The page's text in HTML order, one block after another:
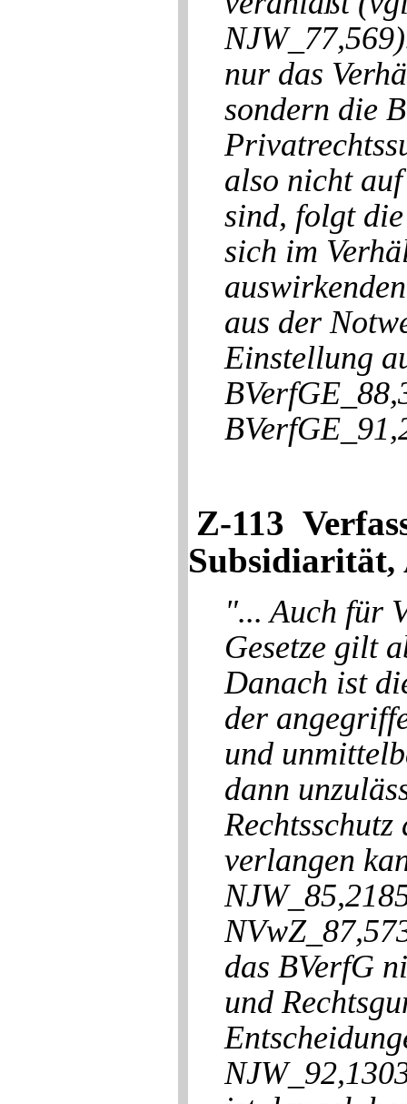
nur das
sondern die
also nicht
sind, folgt
sich im
aus der
Einstellung
Z-113
Subsidiarität,
"... Auch für
Gesetze gilt
Danach ist
der
und
dann
verlangen
das BVerfG
und